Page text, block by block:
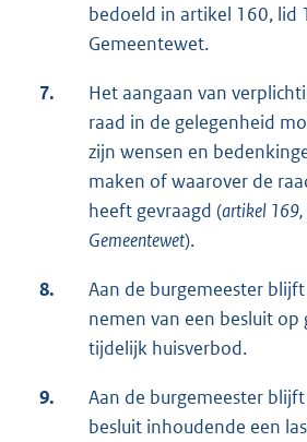
bedoeld in artikel 160, lid
Gemeentewet.
7.
Het aangaan van
raad in de gelegenheid
zijn wensen en
maken of waarover de
heeft gevraagd (artikel 169,
Gemeentewet).
8.
Aan de burgemeester
nemen van een besluit op
tijdelijk huisverbod.
9.
Aan de burgemeester
besluit inhoudende een